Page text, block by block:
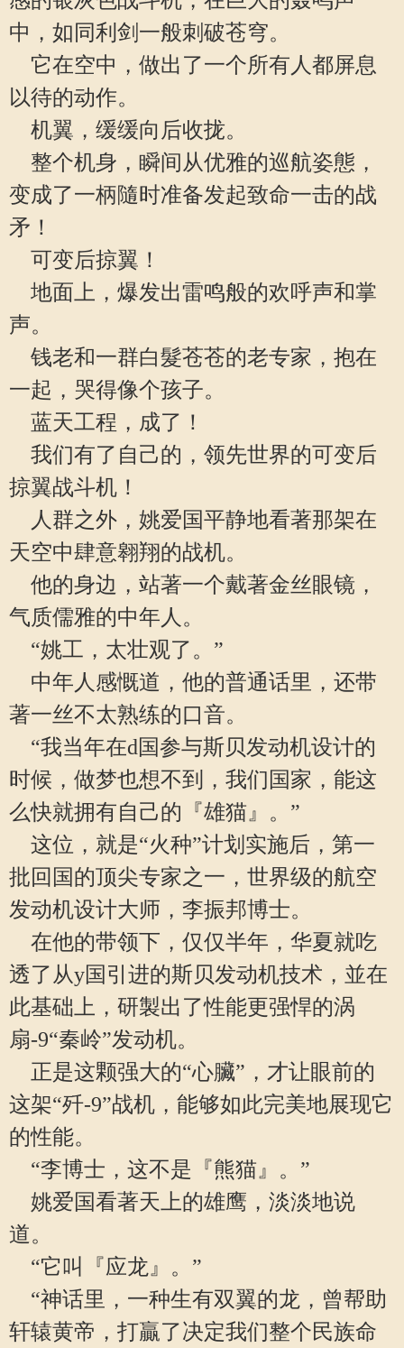
中，如同利剑一般刺破苍穹。
它在空中，做出了一个所有人都屏息
以待的动作。
机翼，缓缓向后收拢。
整个机身，瞬间从优雅的巡航姿態，
变成了一柄隨时准备发起致命一击的战
矛！
可变后掠翼！
地面上，爆发出雷鸣般的欢呼声和掌
声。
钱老和一群白髮苍苍的老专家，抱在
一起，哭得像个孩子。
蓝天工程，成了！
我们有了自己的，领先世界的可变后
掠翼战斗机！
人群之外，姚爱国平静地看著那架在
天空中肆意翱翔的战机。
他的身边，站著一个戴著金丝眼镜，
气质儒雅的中年人。
“姚工，太壮观了。”
中年人感慨道，他的普通话里，还带
著一丝不太熟练的口音。
“我当年在d国参与斯贝发动机设计的
时候，做梦也想不到，我们国家，能这
么快就拥有自己的『雄猫』。”
这位，就是“火种”计划实施后，第一
批回国的顶尖专家之一，世界级的航空
发动机设计大师，李振邦博士。
在他的带领下，仅仅半年，华夏就吃
透了从y国引进的斯贝发动机技术，並在
此基础上，研製出了性能更强悍的涡
扇-9“秦岭”发动机。
正是这颗强大的“心臟”，才让眼前的
这架“歼-9”战机，能够如此完美地展现它
的性能。
“李博士，这不是『熊猫』。”
姚爱国看著天上的雄鹰，淡淡地说
道。
“它叫『应龙』。”
“神话里，一种生有双翼的龙，曾帮助
轩辕黄帝，打贏了决定我们整个民族命